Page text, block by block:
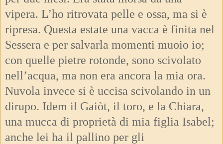
vipera. L’ho ritrovata pelle e ossa, ma si è
ripresa. Questa estate una vacca è finita nel
Sessera e per salvarla momenti muoio io;
con quelle pietre rotonde, sono scivolato
nell’acqua, ma non era ancora la mia ora.
Nuvola invece si è uccisa scivolando in un
dirupo. Idem il Gaiòt, il toro, e la Chiara,
una mucca di proprietà di mia figlia Isabel;
anche lei ha il pallino per gli